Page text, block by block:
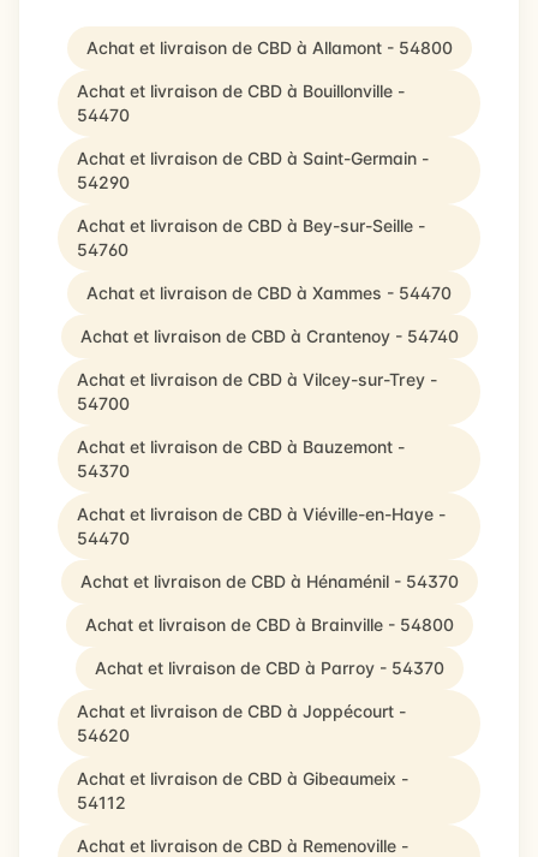
Achat et livraison de CBD à Allamont - 54800
Achat et livraison de CBD à Bouillonville -
54470
Achat et livraison de CBD à Saint-Germain -
54290
Achat et livraison de CBD à Bey-sur-Seille -
54760
Achat et livraison de CBD à Xammes - 54470
Achat et livraison de CBD à Crantenoy - 54740
Achat et livraison de CBD à Vilcey-sur-Trey -
54700
Achat et livraison de CBD à Bauzemont -
54370
Achat et livraison de CBD à Viéville-en-Haye -
54470
Achat et livraison de CBD à Hénaménil - 54370
Achat et livraison de CBD à Brainville - 54800
Achat et livraison de CBD à Parroy - 54370
Achat et livraison de CBD à Joppécourt -
54620
Achat et livraison de CBD à Gibeaumeix -
54112
Achat et livraison de CBD à Remenoville -